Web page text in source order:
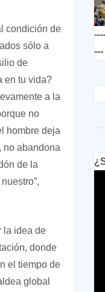
condición de
sólo a
de
en tu vida?
a la
no
hombre deja
no abandona
de la
la idea de
donde
el tiempo de
global
---